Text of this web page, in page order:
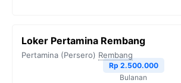
Loker Pertamina Rembang
Pertamina (Persero) Rembang
Rp 2.500.000
Bulanan